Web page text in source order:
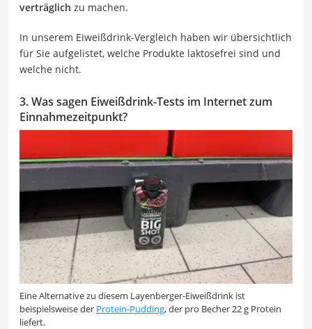
verträglich zu machen.
In unserem Eiweißdrink-Vergleich haben wir übersichtlich
für Sie aufgelistet, welche Produkte laktosefrei sind und
welche nicht.
3. Was sagen Eiweißdrink-Tests im Internet zum
Einnahmezeitpunkt?
Eine Alternative zu diesem Layenberger-Eiweißdrink ist
beispielsweise der Protein-Pudding, der pro Becher 22 g Protein
liefert.